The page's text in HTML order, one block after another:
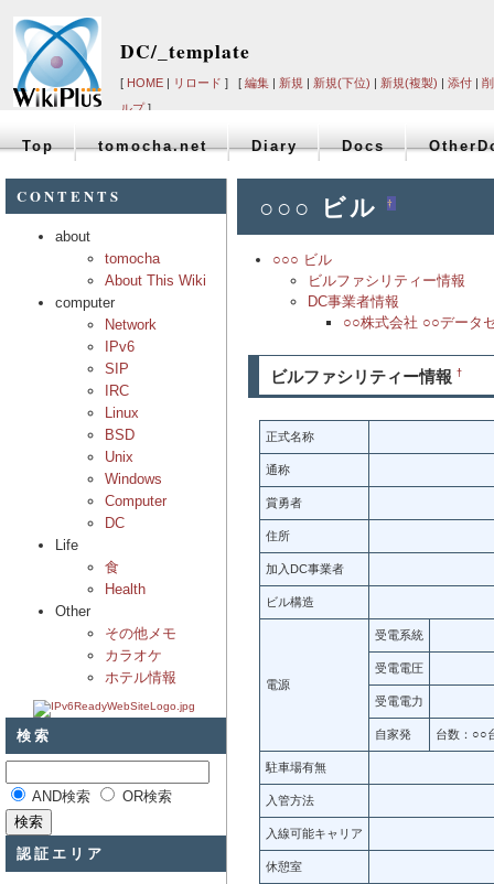
DC/_template
[ HOME | リロード ] [ 編集 | 新規 | 新規(下位) | 新規(複製) | 添付 |
ルプ]
Top tomocha.net Diary Docs
CONTENTS
about
tomocha
About This Wiki
computer
Network
IPv6
SIP
IRC
Linux
BSD
Unix
Windows
Computer
DC
Life
食
Health
Other
その他メモ
カラオケ
ホテル情報
検索
AND検索 OR検索
認証エリア
○○○ ビル †
○○○ ビル
ビルファシリティー情報
DC事業者情報
○○株式会社 ○○データ
ビルファシリティー情報†
正式名称
通称
賞勇者
住所
加入DC事業者
ビル構造
電源
受電系統
受電電圧
受電電力
自家発 台数：○○
駐車場有無
入管方法
入線可能キャリア
休憩室